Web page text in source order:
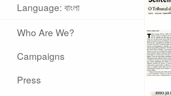
Language: বাংলা
Who Are We?
Campaigns
Press